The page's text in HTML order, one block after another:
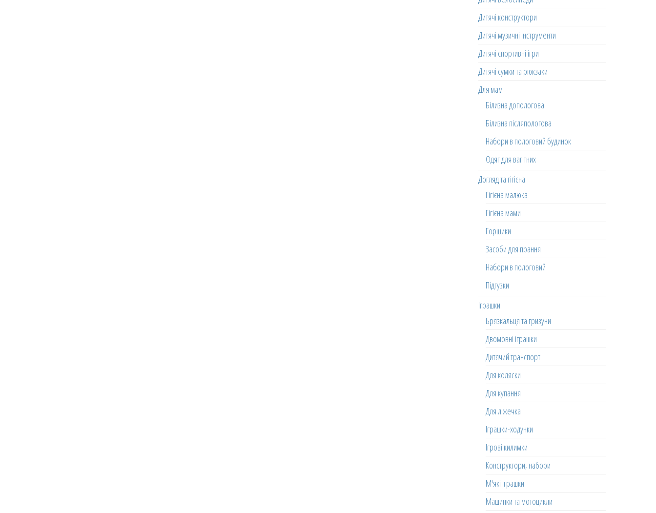
Дитячі конструктори
Дитячі музичні інструменти
Дитячі спортивні ігри
Дитячі сумки та рюкзаки
Для мам
Білизна допологова
Білизна післяпологова
Набори в пологовий будинок
Одяг для вагітних
Догляд та гігієна
Гігієна малюка
Гігієна мами
Горщики
Засоби для прання
Набори в пологовий
Підгузки
Іграшки
Брязкальця та гризуни
Двомовні іграшки
Дитячий транспорт
Для коляски
Для купання
Для ліжечка
Іграшки-ходунки
Ігрові килимки
Конструктори, набори
М'які іграшки
Машинки та мотоцикли